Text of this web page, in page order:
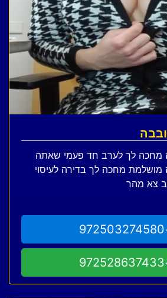
מחכה לך לערב חד פעמי שאתה
תאהב בת 21 פצצה מושלמת מחכה לך בדירה לעיסוי
צא מהר